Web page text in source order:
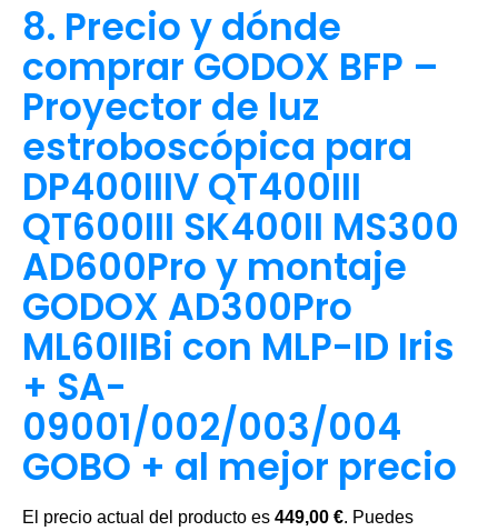
8. Precio y dónde
comprar GODOX BFP –
Proyector de luz
estroboscópica para
DP400IIIV QT400III
QT600III SK400II MS300
AD600Pro y montaje
GODOX AD300Pro
ML60IIBi con MLP-ID Iris
+ SA-
09001/002/003/004
GOBO + al mejor precio
El precio actual del producto es 449,00 €. Puedes